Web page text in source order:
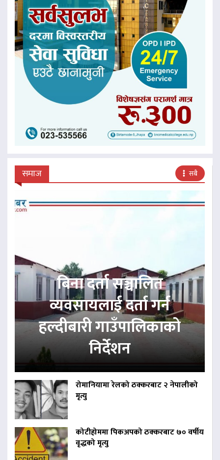
समाज सबै
बिना दर्ता सञ्चालित
व्यवसायलाई दर्ता गर्न
हल्दीबारी गाउँपालिकाको
निर्देशन
रोमानियामा रेलको ठक्करबाट २ नेपालीको
मृत्यु
कोटीहोममा पिकअपको ठक्करबाट ७० वर्षीय
वृद्धको मृत्यु